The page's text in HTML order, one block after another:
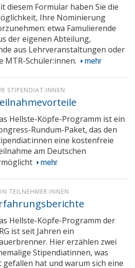
diesem Formular haben Sie die
Ihre Nominierung
etwa Famulierende
der eigenen Abteilung,
aus Lehrveranstaltungen oder
MTR-Schüler:innen.
mehr
STIPENDIAT:INNEN
Hellste-Köpfe-Programm ist ein
Rundum-Paket, das den
eine kostenfreie
am Deutschen
mehr
TEILNEHMER:INNEN
Hellste-Köpfe-Programm der
ist seit Jahren ein
Hier erzählen zwei
Stipendiatinnen, was
hat und warum sich eine